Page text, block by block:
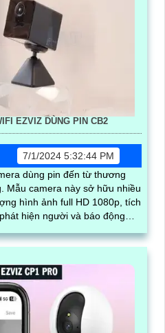
EZVIZ DÙNG PIN CB2
7/1/2024 5:32:44 PM
dùng pin đến từ thương
hình ảnh full HD 1080p, tích